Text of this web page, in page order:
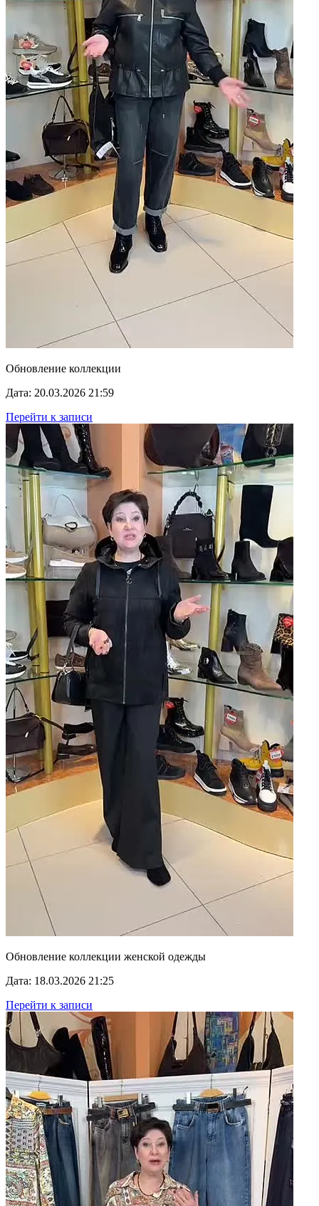
Обновление коллекции
Дата: 20.03.2026 21:59
Перейти к записи
Обновление коллекции женской одежды
Дата: 18.03.2026 21:25
Перейти к записи